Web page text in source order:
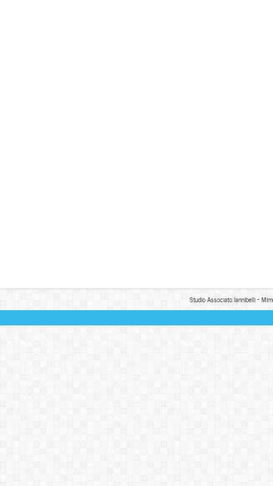
Studio Associato Iannibelli -